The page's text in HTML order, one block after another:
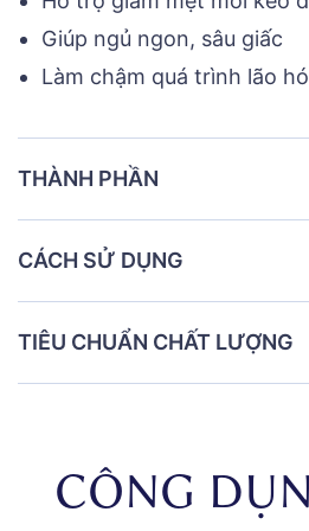
Giúp ngủ ngon, sâu giấc
Làm chậm quá trình lão
THÀNH PHẦN
CÁCH SỬ DỤNG
TIÊU CHUẨN CHẤT LƯỢNG
CÔNG